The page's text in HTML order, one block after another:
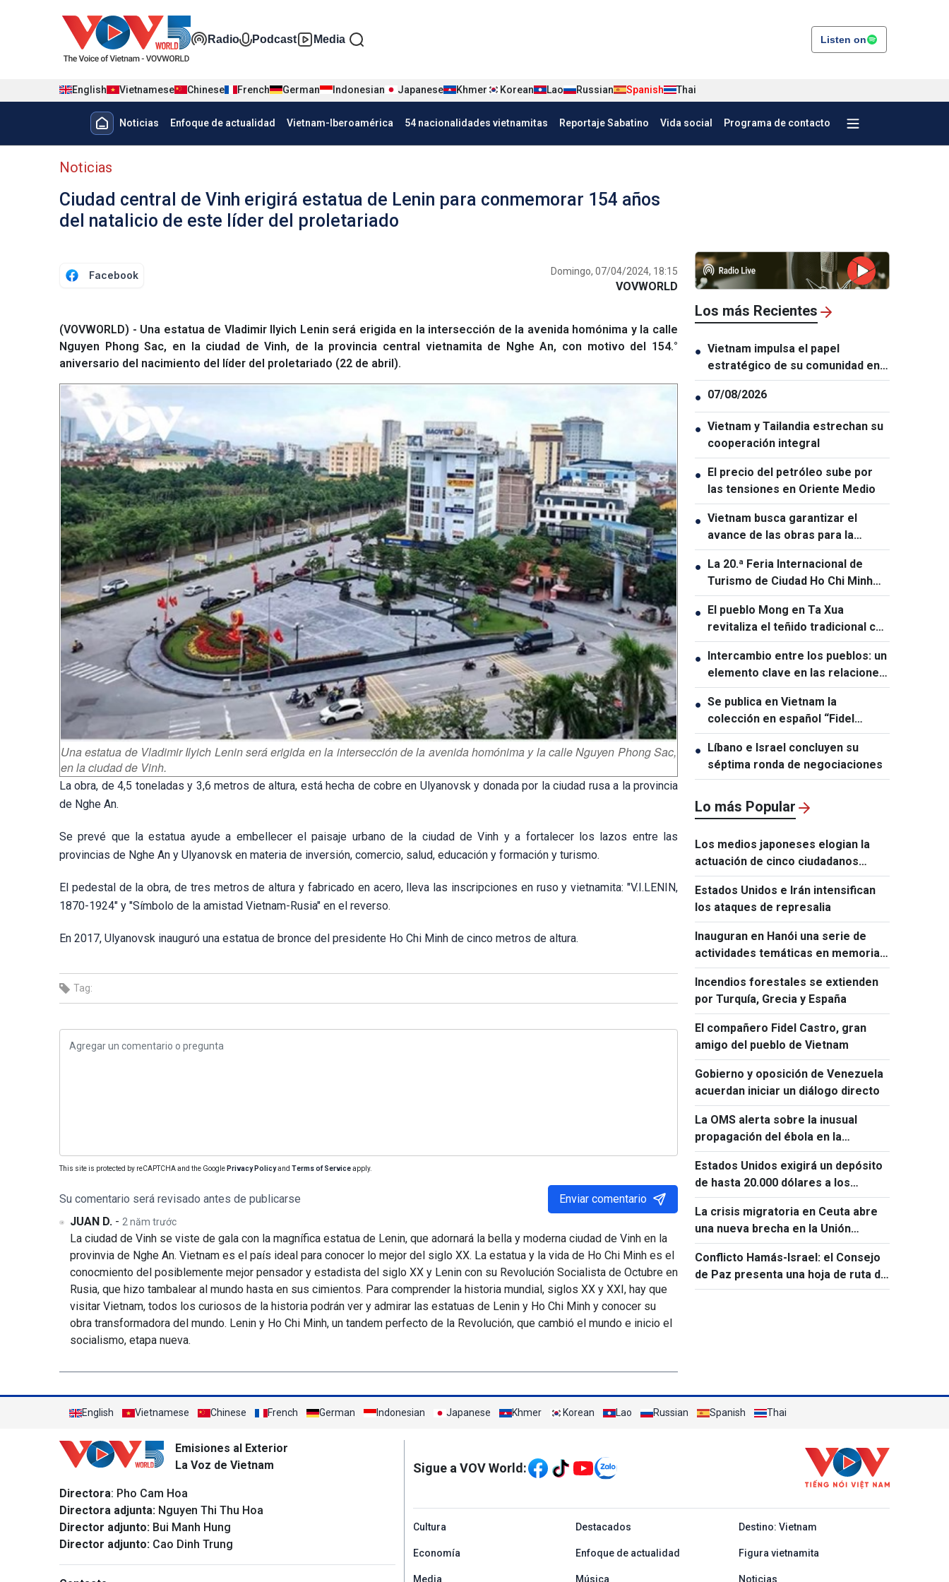
Đa phương tiện tiếng Tây ban nha
Radio Podcast Media Listen on
English Vietnamese Chinese French German Indonesian Japanese Khmer Korean Lao Russian Spanish Thai
Menu trang chủ tiếng Tây Ban Nha
Noticias Enfoque de actualidad Vietnam-Iberoamérica 54 nacionalidades vietnamitas Reportaje Sabatino Vida social Programa de contacto
Menu phụ tiếng Tây ban nha
Noticias
Ciudad central de Vinh erigirá estatua de Lenin para conmemorar 154 años
del natalicio de este líder del proletariado
Facebook Domingo, 07/04/2024, 18:15
VOVWORLD
(VOVWORLD) - Una estatua de Vladimir Ilyich Lenin será erigida en la intersección de la avenida homónima y la calle
Nguyen Phong Sac, en la ciudad de Vinh, de la provincia central vietnamita de Nghe An, con motivo del 154.°
aniversario del nacimiento del líder del proletariado (22 de abril).
Una estatua de Vladimir Ilyich Lenin será erigida en la intersección de la avenida homónima y la calle Nguyen Phong Sac,
en la ciudad de Vinh.
La obra, de 4,5 toneladas y 3,6 metros de altura, está hecha de cobre en Ulyanovsk y donada por la ciudad rusa a la provincia
de Nghe An.
Se prevé que la estatua ayude a embellecer el paisaje urbano de la ciudad de Vinh y a fortalecer los lazos entre las
provincias de Nghe An y Ulyanovsk en materia de inversión, comercio, salud, educación y formación y turismo.
El pedestal de la obra, de tres metros de altura y fabricado en acero, lleva las inscripciones en ruso y vietnamita: "V.I.LENIN,
1870-1924" y "Símbolo de la amistad Vietnam-Rusia" en el reverso.
En 2017, Ulyanovsk inauguró una estatua de bronce del presidente Ho Chi Minh de cinco metros de altura.
Tag:
This site is protected by reCAPTCHA and the Google Privacy Policyand Terms of Serviceapply.
Su comentario será revisado antes de publicarse
Enviar comentario
JUAN D.- 2 năm trước
La ciudad de Vinh se viste de gala con la magnífica estatua de Lenin, que adornará la bella y moderna ciudad de Vinh en la
provinvia de Nghe An. Vietnam es el país ideal para conocer lo mejor del siglo XX. La estatua y la vida de Ho Chi Minh es el
conocmiento del posiblemente mejor pensador y estadista del siglo XX y Lenin con su Revolución Socialista de Octubre en
Rusia, que hizo tambalear al mundo hasta en sus cimientos. Para comprender la historia mundial, siglos XX y XXI, hay que
visitar Vietnam, todos los curiosos de la historia podrán ver y admirar las estatuas de Lenin y Ho Chi Minh y conocer su
obra transformadora del mundo. Lenin y Ho Chi Minh, un tandem perfecto de la Revolución, que cambió el mundo e inicio el
socialismo, etapa nueva.
Los más Recientes
● Vietnam impulsa el papel
estratégico de su comunidad en
el exterior
● 07/08/2026
● Vietnam y Tailandia estrechan su
cooperación integral
● El precio del petróleo sube por
las tensiones en Oriente Medio
● Vietnam busca garantizar el
avance de las obras para la
Cumbre APEC 2027
● La 20.ª Feria Internacional de
Turismo de Ciudad Ho Chi Minh
será la mayor de su historia
● El pueblo Mong en Ta Xua
revitaliza el teñido tradicional con
índigo
● Intercambio entre los pueblos: un
elemento clave en las relaciones
entre Vietnam y Australia
● Se publica en Vietnam la
colección en español “Fidel
Castro Ruz – Obras Escogidas”
● Líbano e Israel concluyen su
séptima ronda de negociaciones
Lo más Popular
Los medios japoneses elogian la
actuación de cinco ciudadanos
vietnamitas tras el terremoto de
Kumamoto
Estados Unidos e Irán intensifican
los ataques de represalia
Inauguran en Hanói una serie de
actividades temáticas en memoria
de Ho Chi Minh y Fidel Castro
Incendios forestales se extienden
por Turquía, Grecia y España
El compañero Fidel Castro, gran
amigo del pueblo de Vietnam
Gobierno y oposición de Venezuela
acuerdan iniciar un diálogo directo
La OMS alerta sobre la inusual
propagación del ébola en la
República Democrática del Congo
Estados Unidos exigirá un depósito
de hasta 20.000 dólares a los
solicitantes de visado de 50 países
La crisis migratoria en Ceuta abre
una nueva brecha en la Unión
Europea
Conflicto Hamás-Israel: el Consejo
de Paz presenta una hoja de ruta de
15 puntos
English Vietnamese Chinese French German Indonesian Japanese Khmer Korean Lao Russian Spanish Thai
Emisiones al Exterior
La Voz de Vietnam
Directora: Pho Cam Hoa
Directora adjunta: Nguyen Thi Thu Hoa
Director adjunto: Bui Manh Hung
Director adjunto: Cao Dinh Trung
Mạng xã hội
Sigue a VOV World:
menu footer tiếng Tây ban nha
Cultura Destacados Destino: Vietnam
Economía Enfoque de actualidad Figura vietnamita
Media Música Noticias